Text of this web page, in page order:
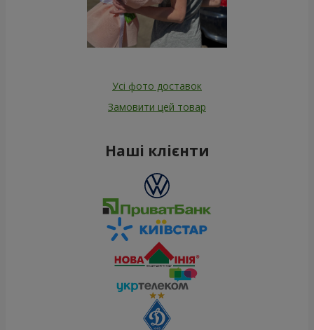
Усі фото доставок
Замовити цей товар
Наші клієнти